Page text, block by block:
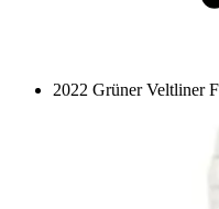
2022 Grüner Veltliner